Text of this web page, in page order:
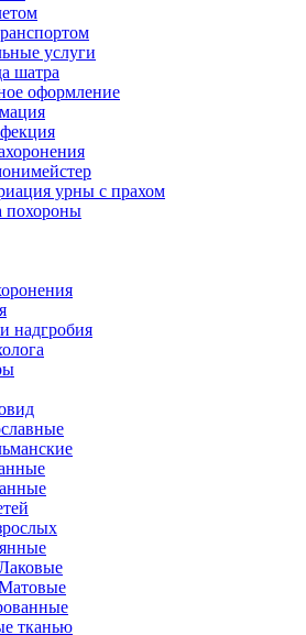
услуги
шатра
оформление
урны с прахом
похороны
надгробия
тканью